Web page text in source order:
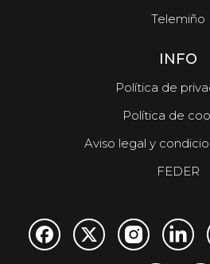
Telemiño
INFO
Política de
Política de
Aviso legal y
FEDER